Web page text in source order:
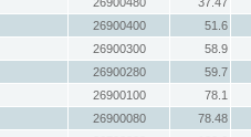
26900400
51.6
26900300
58.9
26900280
59.7
26900100
78.1
26900080
78.48